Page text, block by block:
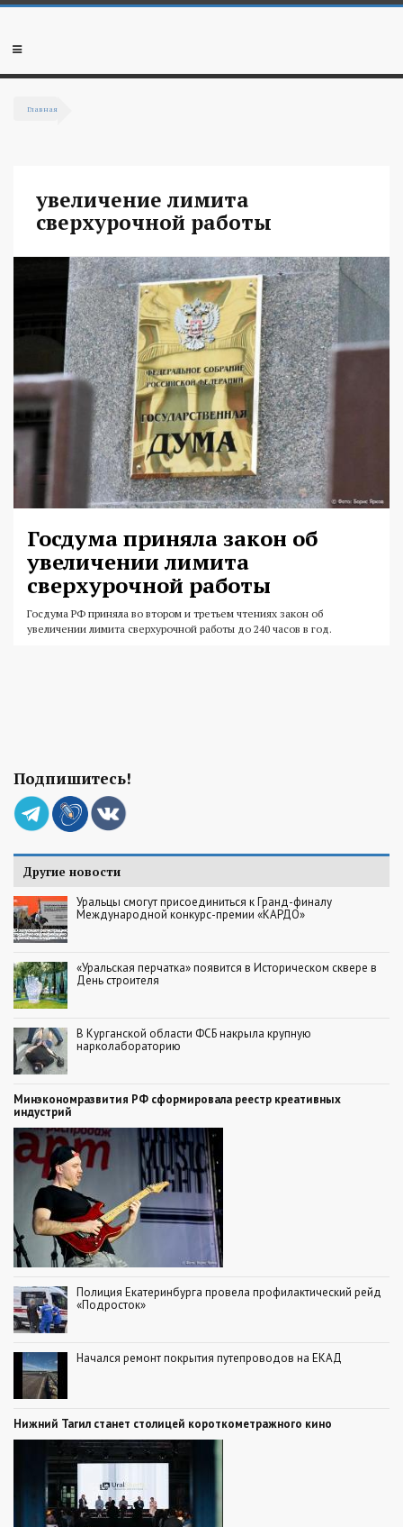
Перейти к основному содержанию
Мобильное
Главная
увеличение лимита
сверхурочной работы
Госдума приняла закон об
увеличении лимита
сверхурочной работы
Госдума РФ приняла во втором и третьем чтениях закон об
увеличении лимита сверхурочной работы до 240 часов в год.
Подпишитесь!
Другие новости
Уральцы смогут присоединиться к Гранд-финалу
Международной конкурс-премии «КАРДО»
«Уральская перчатка» появится в Историческом сквере в
День строителя
В Курганской области ФСБ накрыла крупную
нарколабораторию
Минэкономразвития РФ сформировала реестр креативных
индустрий
Полиция Екатеринбурга провела профилактический рейд
«Подросток»
Начался ремонт покрытия путепроводов на ЕКАД
Нижний Тагил станет столицей короткометражного кино